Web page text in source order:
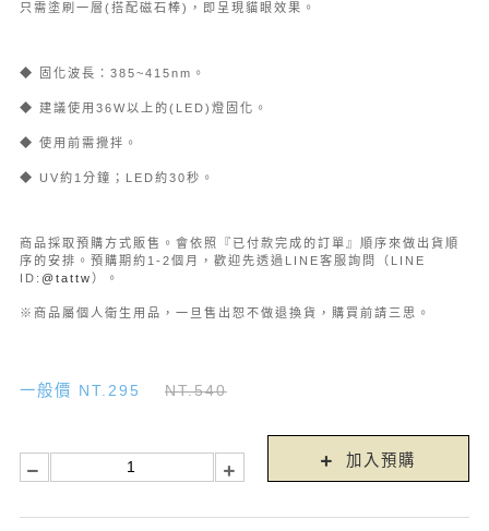
只需塗刷一層(搭配磁石棒)，即呈現貓眼效果。
◆ 固化波長：385~415nm。
◆ 建議使用36W以上的(LED)燈固化。
◆ 使用前需攪拌。
◆ UV約1分鐘；LED約30秒。
商品採取預購方式販售。會依照『已付款完成的訂單』順序來做出貨順
序的安排。預購期約1-2個月，歡迎先透過LINE客服詢問（LINE
ID: @tattw ）。
※商品屬個人衛生用品，一旦售出恕不做退換貨，購買前請三思。
一般價 NT.295 NT.540
加入預購